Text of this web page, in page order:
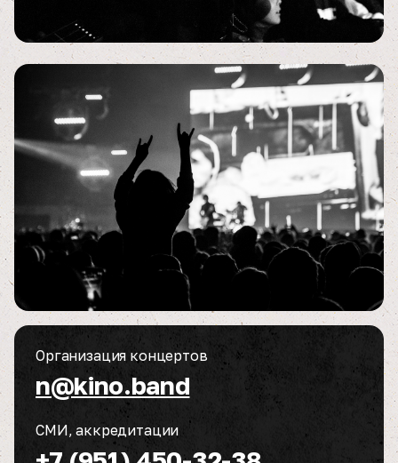
Организация концертов
n@kino.band
СМИ, аккредитации